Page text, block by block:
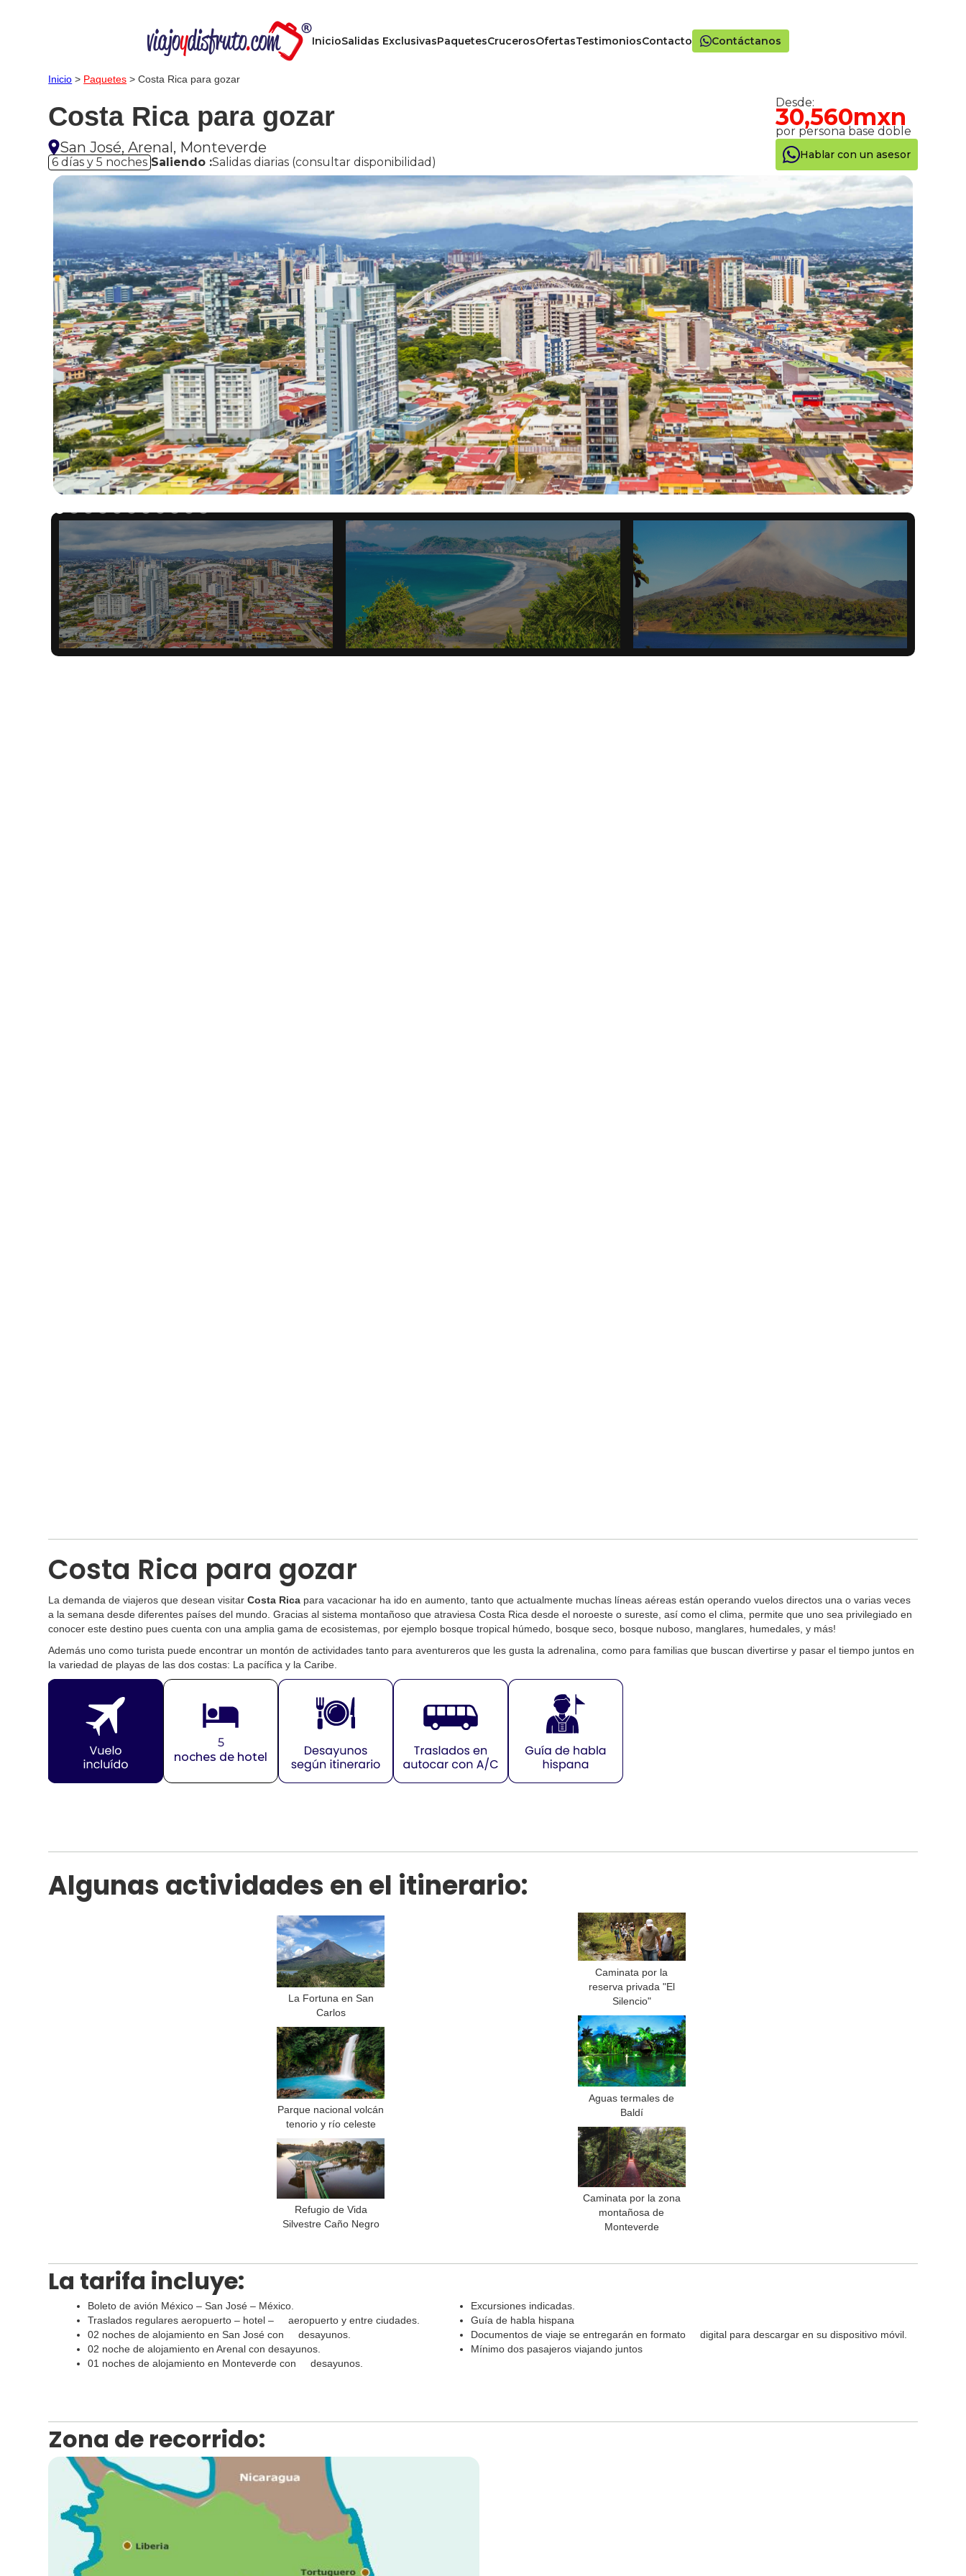
InicioSalidas ExclusivasPaquetesCrucerosOfertasTestimoniosContacto Contáctanos
Inicio > Paquetes > Costa Rica para gozar
Costa Rica para gozar
San José, Arenal, Monteverde
6 días y 5 noches Saliendo :Salidas diarias (consultar disponibilidad)
Desde:
30,560mxn
por persona base doble
Hablar con un asesor
Costa Rica para gozar
La demanda de viajeros que desean visitar Costa Rica para vacacionar ha ido en aumento, tanto que actualmente muchas líneas aéreas están operando vuelos directos una o varias veces
a la semana desde diferentes países del mundo. Gracias al sistema montañoso que atraviesa Costa Rica desde el noroeste o sureste, así como el clima, permite que uno sea privilegiado en
conocer este destino pues cuenta con una amplia gama de ecosistemas, por ejemplo bosque tropical húmedo, bosque seco, bosque nuboso, manglares, humedales, y más!
Además uno como turista puede encontrar un montón de actividades tanto para aventureros que les gusta la adrenalina, como para familias que buscan divertirse y pasar el tiempo juntos en
la variedad de playas de las dos costas: La pacífica y la Caribe.
5
noches de hotel
Algunas actividades en el itinerario:
La Fortuna en San
Carlos
Parque nacional volcán
tenorio y río celeste
Refugio de Vida
Silvestre Caño Negro
Caminata por la
reserva privada "El
Silencio"
Aguas termales de
Baldí
Caminata por la zona
montañosa de
Monteverde
La tarifa incluye:
Boleto de avión México – San José – México.
Traslados regulares aeropuerto – hotel – aeropuerto y entre ciudades.
02 noches de alojamiento en San José con desayunos.
02 noche de alojamiento en Arenal con desayunos.
01 noches de alojamiento en Monteverde con desayunos.
Excursiones indicadas.
Guía de habla hispana
Documentos de viaje se entregarán en formato digital para descargar en su dispositivo móvil.
Mínimo dos pasajeros viajando juntos
Zona de recorrido: